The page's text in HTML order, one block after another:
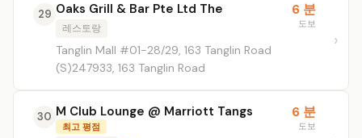
29 Oaks Grill & Bar Pte Ltd The
레스토랑
Tanglin Mall #01-28/29, 163 Tanglin Road
(S)247933, 163 Tanglin Road
6 분
도보
30 M Club Lounge @ Marriott Tangs
최고 평점
6 분
도보